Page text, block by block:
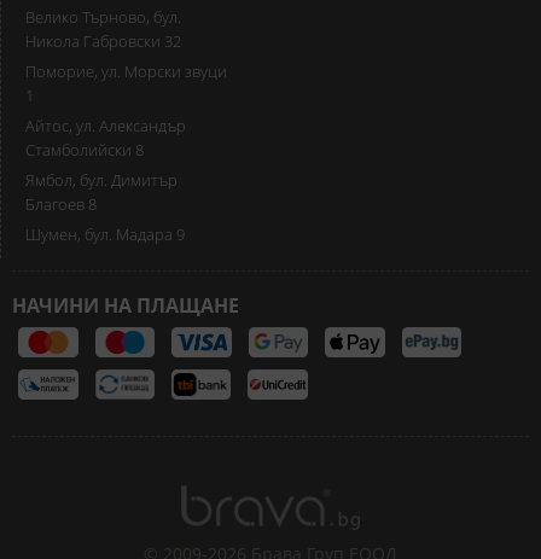
Велико Търново, бул.
Никола Габровски 32
Поморие, ул. Морски звуци
1
Айтос, ул. Александър
Стамболийски 8
Ямбол, бул. Димитър
Благоев 8
Шумен, бул. Мадара 9
НАЧИНИ НА ПЛАЩАНЕ
© 2009-2026 Брава Груп ЕООД